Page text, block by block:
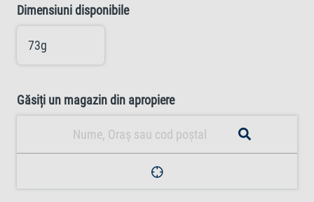
Dimensiuni disponibile
73g
Găsiți un magazin din apropiere